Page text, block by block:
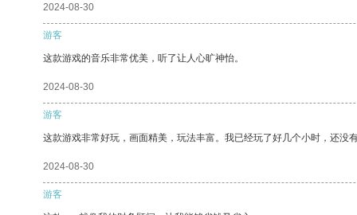
2024-08-30
游客
这款游戏的音乐非常优美，听了让人心旷神怡。
2024-08-30
游客
这款游戏非常好玩，画面精美，玩法丰富。我已经玩了好几个小时，还没
2024-08-30
游客